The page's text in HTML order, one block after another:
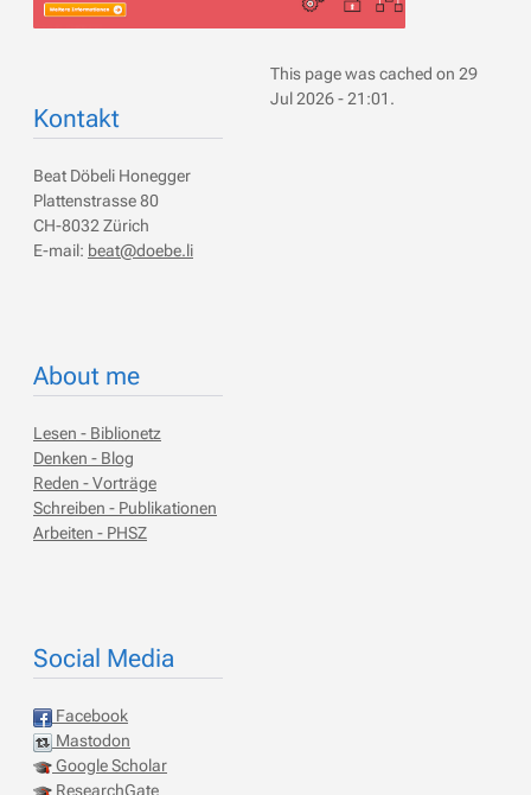
Kontakt
Beat Döbeli Honegger
Plattenstrasse 80
CH-8032 Zürich
E-mail: beat@doebe.li
About me
Lesen - Biblionetz
Denken - Blog
Reden - Vorträge
Schreiben - Publikationen
Arbeiten - PHSZ
Social Media
Facebook
Mastodon
Google Scholar
ResearchGate
This page was cached on 29
Jul 2026 - 21:01.